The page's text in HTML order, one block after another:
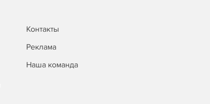
Контакты
Реклама
Наша команда